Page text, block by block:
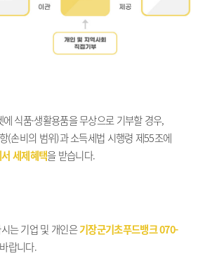
식품·생활용품을 무상으로 기부할 경우,
(손비의 범위)과소득세법 시행령 제55조에
세제혜택을 받습니다.
는 기업 및 개인은기장군기초푸드뱅크 070-
랍니다.